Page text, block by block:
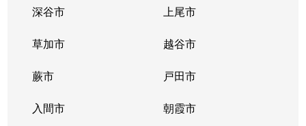
深谷市 上尾市
草加市 越谷市
蕨市 戸田市
入間市 朝霞市